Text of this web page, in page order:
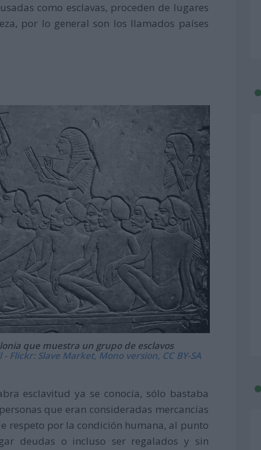
como esclavas, proceden de lugares
por lo general son los llamados países
que muestra un grupo de esclavos
- Flickr: Slave Market, Mono version, CC BY-SA
esclavitud ya se conocía, sólo bastaba
que eran consideradas mercancías
respeto por la condición humana, al punto
deudas o incluso ser regalados y sin